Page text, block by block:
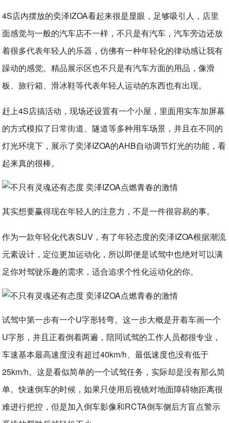
4S店内摆放的奕泽IZOA看起来很是显眼，足够吸引人，店里
面感觉与一般的汽车店不一样，不只是有汽车，汽车旁边还放
着很多代表年轻人的乐器，仿佛有一种年轻化的律动感让我有
躁动的感觉。精品展示区也不只是有汽车方面的用品，像滑
板、旅行箱、滑冰鞋等代表年轻人运动的东西也有出现。
赶上4S店搞活动，现场还设置有一个小屋，里面用实车加屏幕
的方式模拟了日常街道、隧道等多种用车场景，并且在不同的
灯光环境下，展示了奕泽IZOA的AHB自动调节灯光的功能，看
起来真的很棒。
其实想要赢得现在年轻人的注意力，不是一件很容易的事。
作为一款年轻化代表SUV，有了年轻态度的奕泽IZOA根据潮流
元素设计，定位更加运动化，所以即便是试驾中也绝对可以满
足你对驾驶乐趣的需求，适合追求个性化运动化的你。
试驾中第一步有一个U字形转弯。这一步大概是开着车画一个
U字形，并且正着倒着两遍，陪同试驾的工作人员都很专业，
车速基本最高速度没有超过40km/h、最低速度也没有低于
25km/h。这是看似简单的一个试驾任务，实际却是没有那么简
单。快速倒车的时候，如果只使用后视镜对地面障碍物距离很
难进行把控，但是加入倒车影像和RCTA倒车侧后方盲点警示